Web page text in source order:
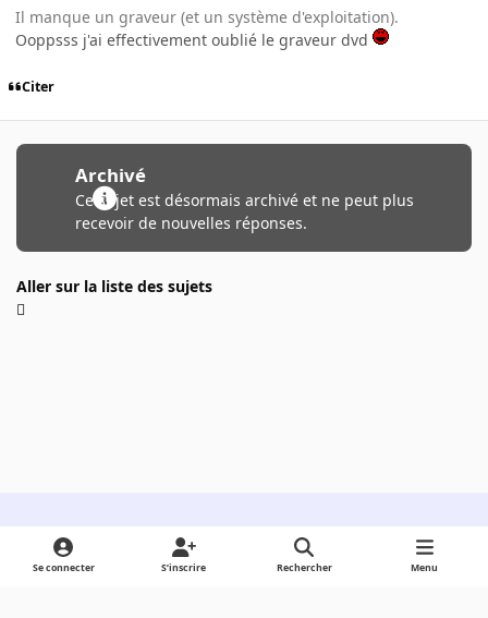
Il manque un graveur (et un système d'exploitation).
Ooppsss j'ai effectivement oublié le graveur dvd
Citer
Archivé
Ce sujet est désormais archivé et ne peut plus
recevoir de nouvelles réponses.
Aller sur la liste des sujets
Light ModeDark ModeSystem Preference
Se connecter S’inscrire Rechercher Menu